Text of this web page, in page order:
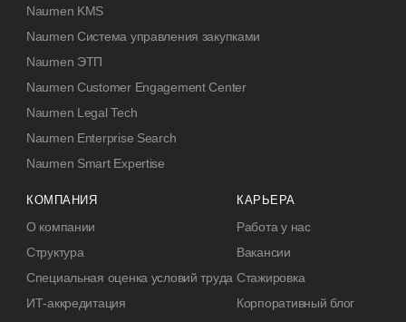
Naumen KMS
Naumen Система управления закупками
Naumen ЭТП
Naumen Customer Engagement Center
Naumen Legal Tech
Naumen Enterprise Search
Naumen Smart Expertise
КОМПАНИЯ
О компании
Структура
Специальная оценка условий труда
ИТ-аккредитация
КАРЬЕРА
Работа у нас
Вакансии
Стажировка
Корпоративный блог